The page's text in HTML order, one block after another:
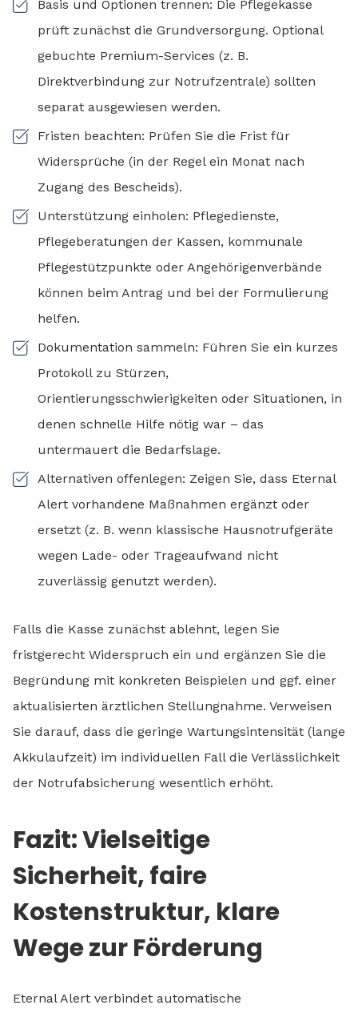
Basis und Optionen trennen: Die Pflegekasse
prüft zunächst die Grundversorgung. Optional
gebuchte Premium-Services (z. B.
Direktverbindung zur Notrufzentrale) sollten
separat ausgewiesen werden.
Fristen beachten: Prüfen Sie die Frist für
Widersprüche (in der Regel ein Monat nach
Zugang des Bescheids).
Unterstützung einholen: Pflegedienste,
Pflegeberatungen der Kassen, kommunale
Pflegestützpunkte oder Angehörigenverbände
können beim Antrag und bei der Formulierung
helfen.
Dokumentation sammeln: Führen Sie ein kurzes
Protokoll zu Stürzen,
Orientierungsschwierigkeiten oder Situationen, in
denen schnelle Hilfe nötig war – das
untermauert die Bedarfslage.
Alternativen offenlegen: Zeigen Sie, dass Eternal
Alert vorhandene Maßnahmen ergänzt oder
ersetzt (z. B. wenn klassische Hausnotrufgeräte
wegen Lade- oder Trageaufwand nicht
zuverlässig genutzt werden).
Falls die Kasse zunächst ablehnt, legen Sie
fristgerecht Widerspruch ein und ergänzen Sie die
Begründung mit konkreten Beispielen und ggf. einer
aktualisierten ärztlichen Stellungnahme. Verweisen
Sie darauf, dass die geringe Wartungsintensität (lange
Akkulaufzeit) im individuellen Fall die Verlässlichkeit
der Notrufabsicherung wesentlich erhöht.
Fazit: Vielseitige
Sicherheit, faire
Kostenstruktur, klare
Wege zur Förderung
Eternal Alert verbindet automatische